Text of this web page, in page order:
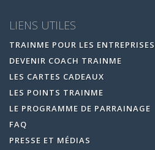
LIENS UTILES
TRAINME POUR LES ENTREPRISES
DEVENIR COACH TRAINME
LES CARTES CADEAUX
LES POINTS TRAINME
LE PROGRAMME DE PARRAINAGE
FAQ
PRESSE ET MÉDIAS